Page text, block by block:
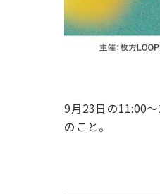
9月23日の11:00
のこと。